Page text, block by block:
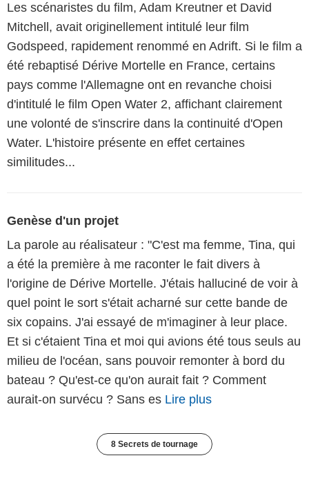
Les scénaristes du film, Adam Kreutner et David
Mitchell, avait originellement intitulé leur film
Godspeed, rapidement renommé en Adrift. Si le film a
été rebaptisé Dérive Mortelle en France, certains
pays comme l'Allemagne ont en revanche choisi
d'intitulé le film Open Water 2, affichant clairement
une volonté de s'inscrire dans la continuité d'Open
Water. L'histoire présente en effet certaines
similitudes...
Genèse d'un projet
La parole au réalisateur : "C'est ma femme, Tina, qui
a été la première à me raconter le fait divers à
l'origine de Dérive Mortelle. J'étais halluciné de voir à
quel point le sort s'était acharné sur cette bande de
six copains. J'ai essayé de m'imaginer à leur place.
Et si c'étaient Tina et moi qui avions été tous seuls au
milieu de l'océan, sans pouvoir remonter à bord du
bateau ? Qu'est-ce qu'on aurait fait ? Comment
aurait-on survécu ? Sans es Lire plus
8 Secrets de tournage